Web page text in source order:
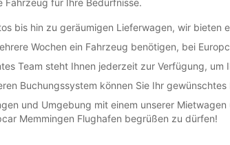
für Ihre Bedürfnisse.
bis hin zu geräumigen Lieferwagen, wir bieten
Wochen ein Fahrzeug benötigen, bei
Team steht Ihnen jederzeit zur Verfügung,
Buchungssystem können Sie Ihr
und Umgebung mit einem unserer
Memmingen Flughafen begrüßen zu dürfen!